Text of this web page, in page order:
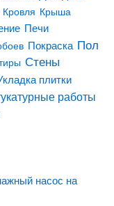
Кровля Крыша
Печи
Покраска Пол
Стены
плитки
работы
насос на